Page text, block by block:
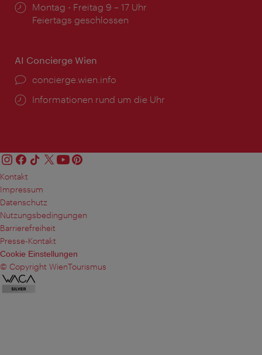
Öffnungszeiten:
Montag - Freitag 9 – 17 Uhr
Feiertags geschlossen
AI Concierge Wien
Ort:
concierge.wien.info
Öffnungszeiten:
Informationen rund um die Uhr
Kontakt
Impressum
Datenschutz
Nutzungsbedingungen
Barrierefreiheit
Presse-Kontakt
Cookie Einstellungen
© Copyright WienTourismus